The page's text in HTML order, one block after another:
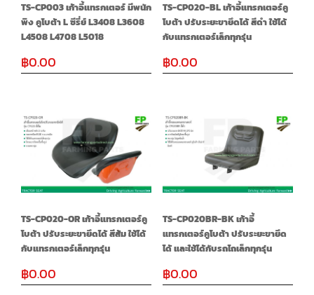
TS-CP003 เก้าอี้แทรกเตอร์ มีพนัก
พิง คูโบต้า L ซีรี่ย์ L3408 L3608
L4508 L4708 L5018
฿0.00
TS-CP020-BL เก้าอี้แทรกเตอร์คู
โบต้า ปรับระยะขายึดได้ สีดำ ใช้ได้
กับแทรกเตอร์เล็กทุกรุ่น
฿0.00
TS-CP020-OR เก้าอี้แทรกเตอร์คู
โบต้า ปรับระยะขายึดได้ สีส้ม ใช้ได้
กับแทรกเตอร์เล็กทุกรุ่น
฿0.00
TS-CP020BR-BK เก้าอี้
แทรกเตอร์คูโบต้า ปรับระยะขายึด
ได้ และใช้ได้กับรถไถเล็กทุกรุ่น
฿0.00